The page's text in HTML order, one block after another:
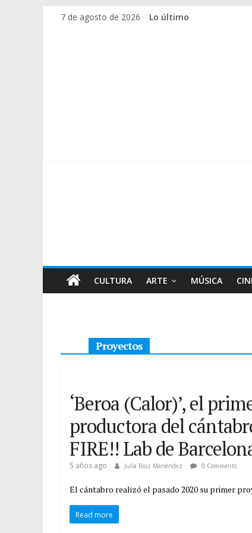
Saltar7 de agosto de 2026 Lo último
CULTURA ARTE MÚSICA
Proyectos
‘Beroa (Calor)’, el
productora del
FIRE!! Lab de
5 años ago Julia Roiz Menéndez 0 Comments
El cántabro realizó el pasado 2020 su primer
Read more